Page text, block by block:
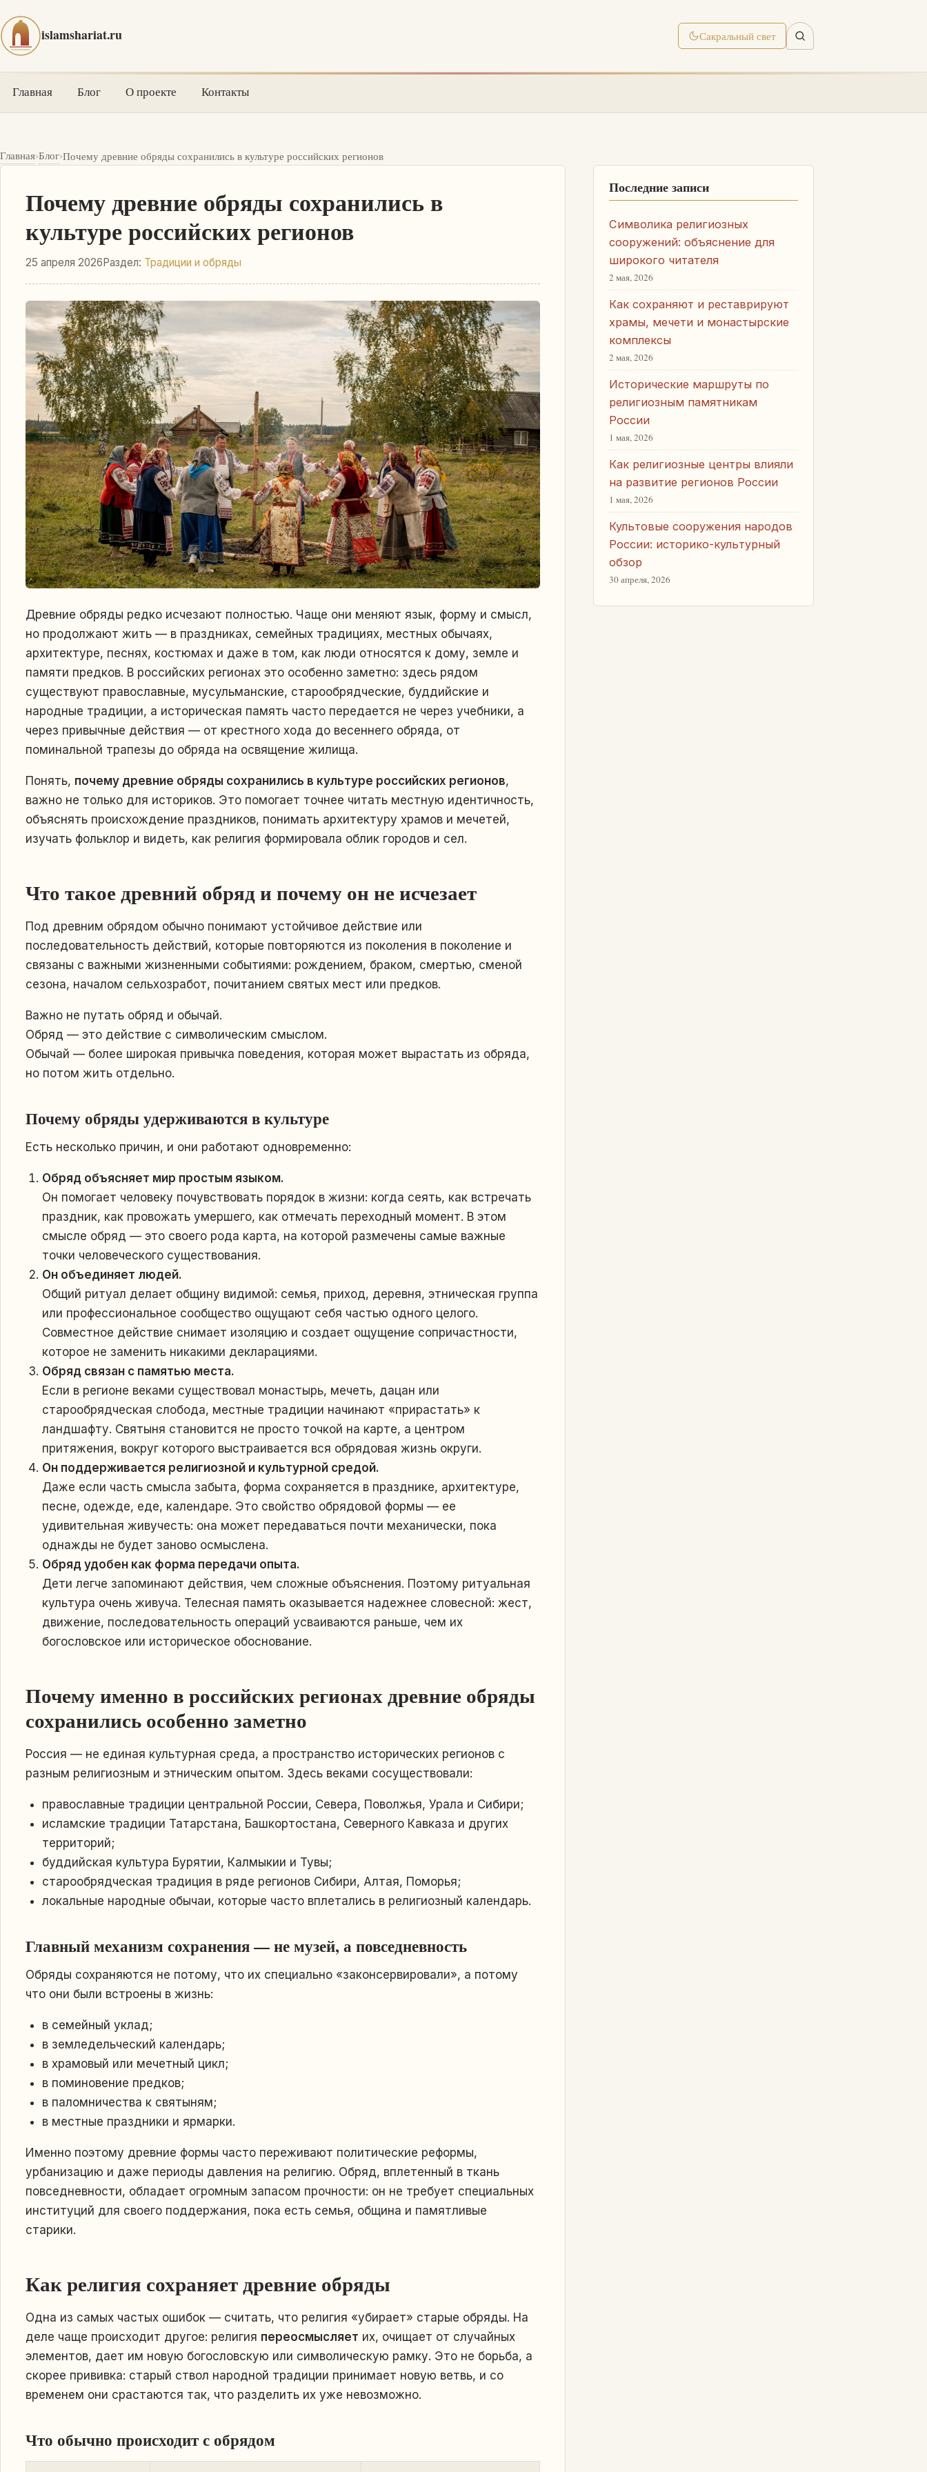
islamshariat.ru Сакральный свет
Главная Блог О проекте Контакты
Главная›Блог›Почему древние обряды сохранились в культуре российских регионов
Почему древние обряды сохранились в
культуре российских регионов
25 апреля 2026Раздел: Традиции и обряды
Древние обряды редко исчезают полностью. Чаще они меняют язык, форму и смысл,
но продолжают жить — в праздниках, семейных традициях, местных обычаях,
архитектуре, песнях, костюмах и даже в том, как люди относятся к дому, земле и
памяти предков. В российских регионах это особенно заметно: здесь рядом
существуют православные, мусульманские, старообрядческие, буддийские и
народные традиции, а историческая память часто передается не через учебники, а
через привычные действия — от крестного хода до весеннего обряда, от
поминальной трапезы до обряда на освящение жилища.
Понять, почему древние обряды сохранились в культуре российских регионов,
важно не только для историков. Это помогает точнее читать местную идентичность,
объяснять происхождение праздников, понимать архитектуру храмов и мечетей,
изучать фольклор и видеть, как религия формировала облик городов и сел.
Что такое древний обряд и почему он не исчезает
Под древним обрядом обычно понимают устойчивое действие или
последовательность действий, которые повторяются из поколения в поколение и
связаны с важными жизненными событиями: рождением, браком, смертью, сменой
сезона, началом сельхозработ, почитанием святых мест или предков.
Важно не путать обряд и обычай.
Обряд — это действие с символическим смыслом.
Обычай — более широкая привычка поведения, которая может вырастать из обряда,
но потом жить отдельно.
Почему обряды удерживаются в культуре
Есть несколько причин, и они работают одновременно:
Обряд объясняет мир простым языком.
Он помогает человеку почувствовать порядок в жизни: когда сеять, как встречать
праздник, как провожать умершего, как отмечать переходный момент. В этом
смысле обряд — это своего рода карта, на которой размечены самые важные
точки человеческого существования.
Он объединяет людей.
Общий ритуал делает общину видимой: семья, приход, деревня, этническая группа
или профессиональное сообщество ощущают себя частью одного целого.
Совместное действие снимает изоляцию и создает ощущение сопричастности,
которое не заменить никакими декларациями.
Обряд связан с памятью места.
Если в регионе веками существовал монастырь, мечеть, дацан или
старообрядческая слобода, местные традиции начинают «прирастать» к
ландшафту. Святыня становится не просто точкой на карте, а центром
притяжения, вокруг которого выстраивается вся обрядовая жизнь округи.
Он поддерживается религиозной и культурной средой.
Даже если часть смысла забыта, форма сохраняется в празднике, архитектуре,
песне, одежде, еде, календаре. Это свойство обрядовой формы — ее
удивительная живучесть: она может передаваться почти механически, пока
однажды не будет заново осмыслена.
Обряд удобен как форма передачи опыта.
Дети легче запоминают действия, чем сложные объяснения. Поэтому ритуальная
культура очень живуча. Телесная память оказывается надежнее словесной: жест,
движение, последовательность операций усваиваются раньше, чем их
богословское или историческое обоснование.
Почему именно в российских регионах древние обряды
сохранились особенно заметно
Россия — не единая культурная среда, а пространство исторических регионов с
разным религиозным и этническим опытом. Здесь веками сосуществовали:
православные традиции центральной России, Севера, Поволжья, Урала и Сибири;
исламские традиции Татарстана, Башкортостана, Северного Кавказа и других
территорий;
буддийская культура Бурятии, Калмыкии и Тувы;
старообрядческая традиция в ряде регионов Сибири, Алтая, Поморья;
локальные народные обычаи, которые часто вплетались в религиозный календарь.
Главный механизм сохранения — не музей, а повседневность
Обряды сохраняются не потому, что их специально «законсервировали», а потому
что они были встроены в жизнь:
в семейный уклад;
в земледельческий календарь;
в храмовый или мечетный цикл;
в поминовение предков;
в паломничества к святыням;
в местные праздники и ярмарки.
Именно поэтому древние формы часто переживают политические реформы,
урбанизацию и даже периоды давления на религию. Обряд, вплетенный в ткань
повседневности, обладает огромным запасом прочности: он не требует специальных
институций для своего поддержания, пока есть семья, община и памятливые
старики.
Как религия сохраняет древние обряды
Одна из самых частых ошибок — считать, что религия «убирает» старые обряды. На
деле чаще происходит другое: религия переосмысляет их, очищает от случайных
элементов, дает им новую богословскую или символическую рамку. Это не борьба, а
скорее прививка: старый ствол народной традиции принимает новую ветвь, и со
временем они срастаются так, что разделить их уже невозможно.
Что обычно происходит с обрядом
Последние записи
Символика религиозных
сооружений: объяснение для
широкого читателя
2 мая, 2026
Как сохраняют и реставрируют
храмы, мечети и монастырские
комплексы
2 мая, 2026
Исторические маршруты по
религиозным памятникам
России
1 мая, 2026
Как религиозные центры влияли
на развитие регионов России
1 мая, 2026
Культовые сооружения народов
России: историко-культурный
обзор
30 апреля, 2026